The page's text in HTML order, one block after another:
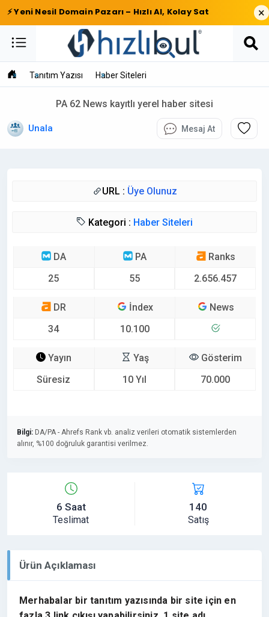
⚡ Yeni Nesil Domain Pazarı – Hızlı Al, Kolay Sat ×
Tanıtım Yazısı Haber Siteleri
PA 62 News kayıtlı yerel haber sitesi
Unala Mesaj At
URL : Üye Olunuz
Kategori : Haber Siteleri
DA
25
PA
55
Ranks
2.656.457
DR
34
İndex
10.100
News
Yayın
Süresiz
Yaş
10 Yıl
Gösterim
70.000
Bilgi: DA/PA - Ahrefs Rank vb. analiz verileri otomatik sistemlerden
alınır, %100 doğruluk garantisi verilmez.
6 Saat
Teslimat
140
Satış
Ürün Açıklaması
Merhabalar bir tanıtım yazısında bir site için en